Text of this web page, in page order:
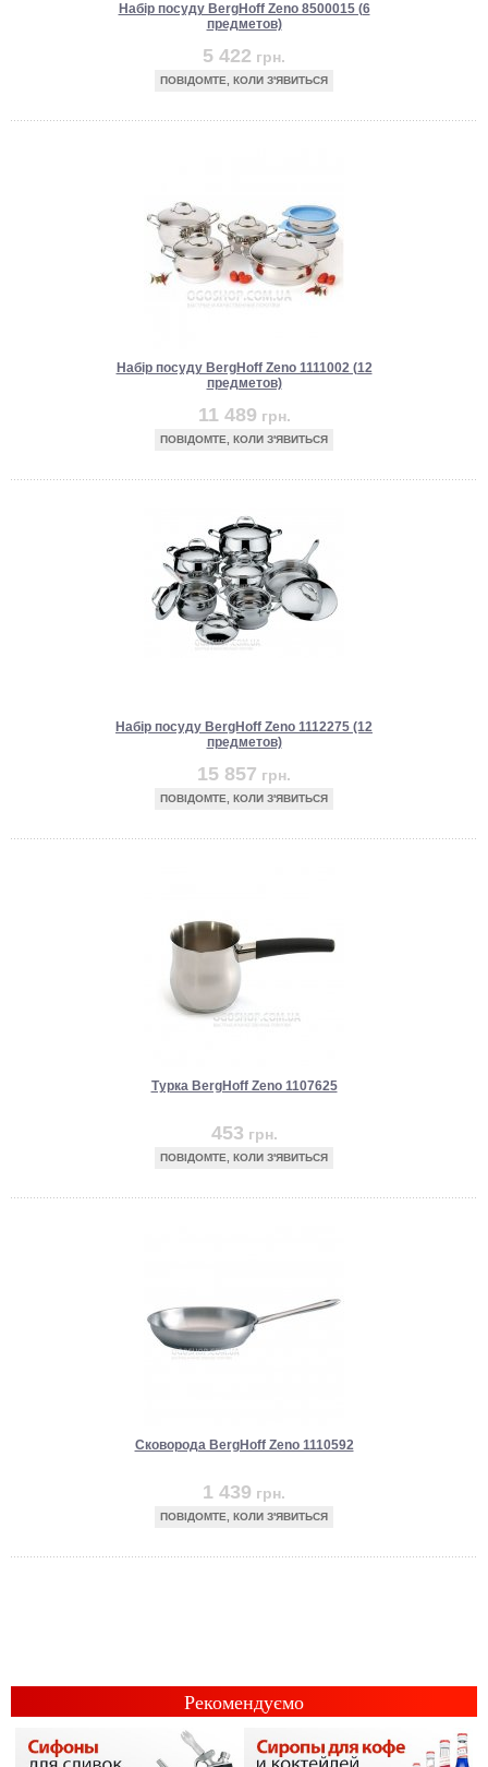
Набір посуду BergHoff Zeno 8500015 (6
предметов)
5 422 грн.
ПОВІДОМТЕ, КОЛИ З'ЯВИТЬСЯ
Набір посуду BergHoff Zeno 1111002 (12
предметов)
11 489 грн.
ПОВІДОМТЕ, КОЛИ З'ЯВИТЬСЯ
Набір посуду BergHoff Zeno 1112275 (12
предметов)
15 857 грн.
ПОВІДОМТЕ, КОЛИ З'ЯВИТЬСЯ
Турка BergHoff Zeno 1107625
453 грн.
ПОВІДОМТЕ, КОЛИ З'ЯВИТЬСЯ
Сковорода BergHoff Zeno 1110592
1 439 грн.
ПОВІДОМТЕ, КОЛИ З'ЯВИТЬСЯ
Рекомендуємо